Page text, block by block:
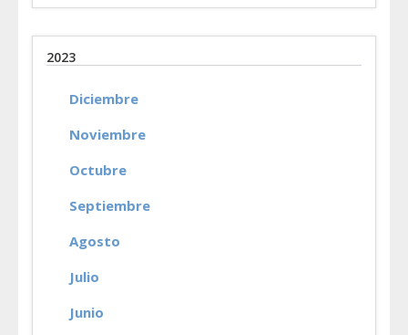
2023
Diciembre
Noviembre
Octubre
Septiembre
Agosto
Julio
Junio